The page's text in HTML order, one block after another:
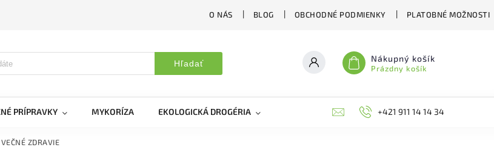
O NÁS BLOG OBCHODNÉ PODMIENKY PLATOBNÉ MOŽNOSTI
Hľadať Nákupný košík
Prázdny košík
PRÍPRAVKY MYKORÍZA EKOLOGICKÁ DROGÉRIA VČELIE LIEČIVÁ BIOAGENS PLAŠIČE A
+421 911 14 14 34
ZDRAVIE